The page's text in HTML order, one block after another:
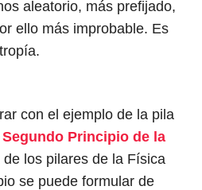
aleatorio, más prefijado,
ello más improbable. Es
con el ejemplo de la pila
Segundo Principio de la
de los pilares de la Física
se puede formular de